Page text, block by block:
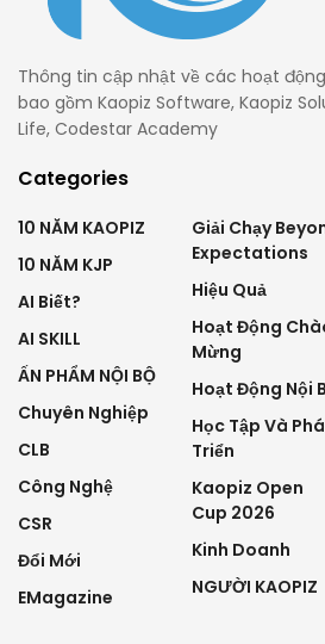
Thông tin cập nhật về các hoạt
bao gồm Kaopiz Software, Kaopiz
Life, Codestar Academy
Categories
10 NĂM KAOPIZ
10 NĂM KJP
AI Biết?
AI SKILL
ẤN PHẨM NỘI BỘ
Chuyên Nghiệp
CLB
Công Nghệ
CSR
Đổi Mới
EMagazine
Giải Chạy
Expectations
Hiệu Quả
Hoạt Động
Mừng
Hoạt Động Nội
Học Tập Và
Triển
Kaopiz Open
Cup 2026
Kinh Doanh
NGƯỜI KAOPIZ